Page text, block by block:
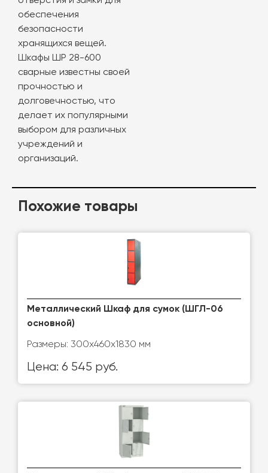
обеспечения
безопасности
хранящихся вещей.
Шкафы ШР 28-600
сварные известны своей
прочностью и
долговечностью, что
делает их популярными
выбором для различных
учреждений и
организаций.
Похожие товары
Металлический Шкаф для сумок (ШГЛ-06
основной)
Размеры: 300х460х1830 мм
Цена: 6 545 руб.